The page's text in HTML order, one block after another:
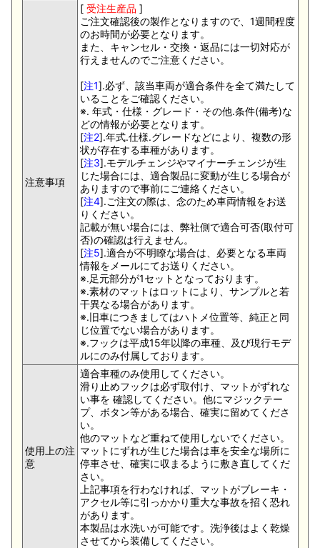
注意事項
[ 受注生産品 ]
ご注文確認後の製作となりますので、1週間程度
のお時間が必要となります。
また、キャンセル・交換・返品には一切対応が
行えませんのでご注意ください。
[注1].必ず、該当車両が適合条件を全て満たして
いることをご確認ください。
※. 年式・仕様・グレード・その他.条件(備考)な
どの情報が必要となります。
[注2].年式.仕様.グレードなどにより、複数の形
状が存在する車種があります。
[注3].モデルチェンジやマイナーチェンジが生
じた場合には、適合製品に変動が生じる場合が
ありますので事前にご連絡ください。
[注4].ご注文の際は、念のため車両情報をお送
りください。
記載が無い場合には、弊社側で適合可否(取付可
否)の確認は行えません。
[注5].適合が不明瞭な場合は、必要となる車両
情報をメールにてお送りください。
※.足元部分が1セットとなっております。
※.素材のマットはロットにより、サンプルと若
干異なる場合があります。
※.旧車につきましてはハトメ位置等、純正と同
じ位置でない場合があります。
※.フックは平成15年以降の車種、及び現行モデ
ルにのみ付属しております。
使用上の注
意
適合車種のみ使用してください。
滑り止めフックは必ず取付け、マットがずれな
い事を 確認してください。他にマジックテー
プ、ボタン等がある場合、確実に留めてくださ
い。
他のマットなど重ねて使用しないでください。
マットにずれが生じた場合は車を安全な場所に
停車させ、確実に収まるように敷き直してくだ
さい。
上記事項を行わなければ、マットがブレーキ・
アクセル等に引っかかり重大な事故を招く恐れ
があります。
本製品は水洗いが可能です。洗浄後はよく乾燥
させてから装備してください。